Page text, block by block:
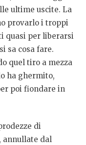
ultime uscite. La
provarlo i troppi
quasi per liberarsi
sa cosa fare.
quel tiro a mezza
ha ghermito,
poi fiondare in
di
annullate dal